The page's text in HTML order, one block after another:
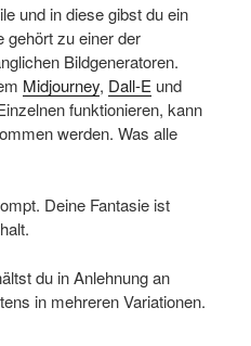
und in diese gibst du ein
gehört zu einer der
Bildgeneratoren.
Midjourney, Dall-E und
funktionieren, kann
werden. Was alle
Deine Fantasie ist
du in Anlehnung an
in mehreren Variationen.